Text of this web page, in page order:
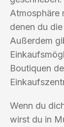
Atmosphäre
denen du
Außerdem
Boutiquen
Wenn du
wirst du in